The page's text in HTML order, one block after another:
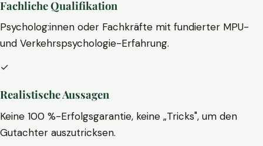
Fachliche Qualifikation
Psycholog:innen oder Fachkräfte mit fundierter MPU-
und Verkehrspsychologie-Erfahrung.
✓
Realistische Aussagen
Keine 100 %-Erfolgsgarantie, keine „Tricks", um den
Gutachter auszutricksen.